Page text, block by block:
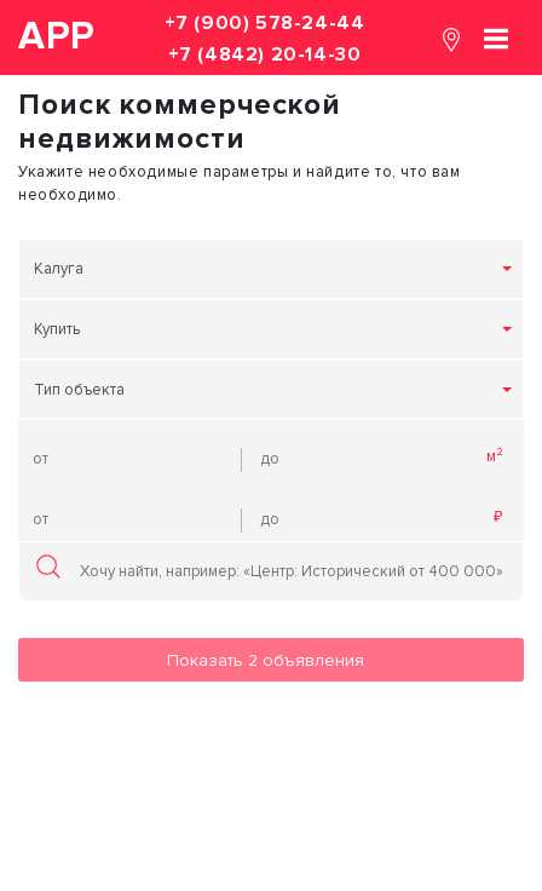
АРР
+7 (900) 578-24-44
+7 (4842) 20-14-30
Поиск коммерческой
недвижимости
Укажите необходимые параметры и найдите то, что вам
необходимо.
Калуга
Купить
Тип объекта
Показать 2 объявления